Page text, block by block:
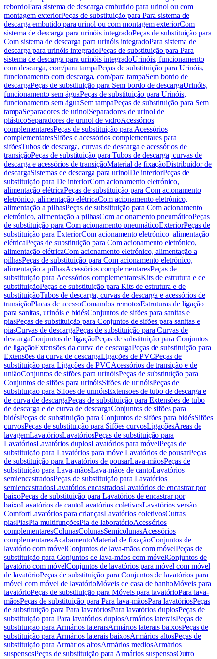
rebordoPara sistema de descarga embutido para urinol ou com
montagem exteriorPeças de substituição para Para sistema de
descarga embutido para urinol ou com montagem exteriorCom
sistema de descarga para urinóis integradoPeças de substituição para
Com sistema de descarga para urinóis integradoPara sistema de
descarga para urinóis integradoPeças de substituição para Para
sistema de descarga para urinóis integradoUrinóis, funcionamento
com descarga, com/para tampaPeças de substituição para Urinóis,
funcionamento com descarga, com/para tampaSem bordo de
descargaPeças de substituição para Sem bordo de descargaUrinóis,
funcionamento sem águaPeças de substituição para Urinóis,
funcionamento sem águaSem tampaPeças de substituição para Sem
tampaSeparadores de urinolSeparadores de urinol de
plásticoSeparadores de urinol de vidroAcessórios
complementaresPeças de substituição para Acessórios
complementaresSifões e acessórios complementares para
sifõesTubos de descarga, curvas de descarga e acessórios de
transiçãoPeças de substituição para Tubos de descarga, curvas de
descarga e acessórios de transiçãoMaterial de fixaçãoDistribuidor de
descargaSistemas de descarga para urinolDe interiorPeças de
substituição para De interiorCom acionamento eletrónico,
alimentação elétricaPeças de substituição para Com acionamento
eletrónico, alimentação elétricaCom acionamento eletrónico,
alimentação a pilhasPeças de substituição para Com acionamento
eletrónico, alimentação a pilhasCom acionamento pneumáticoPeças
de substituição para Com acionamento pneumáticoExteriorPeças de
substituição para ExteriorCom acionamento eletrónico, alimentação
elétricaPeças de substituição para Com acionamento eletrónico,
alimentação elétricaCom acionamento eletrónico, alimentação a
pilhasPeças de substituição para Com acionamento eletrónico,
alimentação a pilhasAcessórios complementaresPeças de
substituição para Acessórios complementaresKits de estrutura e de
substituiçãoPeças de substituição para Kits de estrutura e de
substituiçãoTubos de descarga, curvas de descarga e acessórios de
transiçãoPlacas de acessoComandos remotosEstruturas de ligação
para sanitas, urinóis e bidésConjuntos de sifões para sanitas e
piasPeças de substituição para Conjuntos de sifões para sanitas e
piasCurvas de descargaPeças de substituição para Curvas de
descargaConjuntos de ligaçãoPeças de substituição para Conjuntos
de ligaçãoExtensões da curva de descargaPeças de substituição para
Extensões da curva de descargaLigações de PVCPeças de
substituição para Ligações de PVCAcessórios de transição e de
uniãoConjuntos de sifões para urinóisPeças de substituição para
Conjuntos de sifões para urinóisSifões de urinóisPeças de
substituição para Sifões de urinóisExtensões de tubo de descarga e
de curva de descargaPeças de substituição para Extensões de tubo
de descarga e de curva de descargaConjuntos de sifões para
bidésPeças de substituição para Conjuntos de sifões para bidésSifões
curvosPeças de substituição para Sifões curvosLigaçõesÁreas de
lavagemLavatóriosLavatóriosPeças de substituição para
LavatóriosLavatórios duplosLavatórios para móvelPeças de
substituição para Lavatórios para móvelLavatórios de pousarPeças
de substituição para Lavatórios de pousarLava-mãosPeças de
substituição para Lava-mãosLava-mãos de cantoLavatórios
semiencastradosPeças de substituição para Lavatórios
semiencastradosLavatórios encastradosLavatórios de encastrar por
baixoPeças de substituição para Lavatórios de encastrar por
baixoLavatórios de cantoLavatórios coletivosLavatórios versão
ComfortLavatórios para criançasLavatórios coletivosOutras
piasPiasPia multifunçõesPia de laboratórioAcessórios
complementaresColunasColunasSemicolunasAcessórios
complementaresAcabamentoMaterial de fixaçãoConjuntos de
lavatório com móvelConjuntos de lava-mãos com móvelPeças de
substituição para Conjuntos de lava-mãos com móvelConjuntos de
lavatório com móvelConjuntos de lavatórios para móvel com móvel
de lavatórioPeças de substituição para Conjuntos de lavatórios para
móvel com móvel de lavatórioMóveis de casa de banhoMóveis para
lavatórioPeças de substituição para Móveis para lavatórioPara lava-
mãosPeças de substituição para Para lava-mãosPara lavatóriosPeças
de substituição para Para lavatóriosPara lavatórios duplosPeças de
substituição para Para lavatórios duplosArmários lateraisPeças de
substituição para Armários lateraisArmários laterais baixosPeças de
substituição para Armários laterais baixosArmários altosPeças de
substituição para Armários altosArmários médiosArmários
suspensosPeças de substituição para Armários suspensosOutro